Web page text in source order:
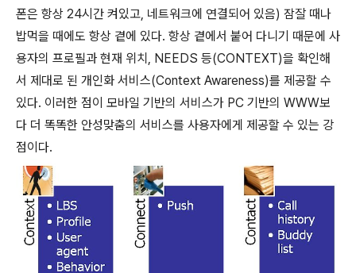
폰은 항상 24시간 켜있고, 네트워크에 연결되어 있음) 잠잘 때나
밥먹을 때에도 항상 곁에 있다. 항상 곁에서 붙어 다니기 때문에 사
용자의 프로필과 현재 위치, NEEDS 등(CONTEXT)을 확인해
서 제대로 된 개인화 서비스(Context Awareness)를 제공할 수
있다. 이러한 점이 모바일 기반의 서비스가 PC 기반의 WWW보
다 더 똑똑한 안성맞춤의 서비스를 사용자에게 제공할 수 있는 강
점이다.